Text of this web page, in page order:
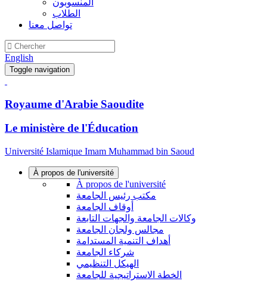
المنسوبون
الطلاب
تواصل معنا
English
Toggle navigation
Royaume d'Arabie Saoudite
Le ministère de l'Éducation
Université Islamique Imam Muhammad bin Saoud
À propos de l'université
À propos de l'université
مكتب رئيس الجامعة
أوقاف الجامعة
وكالات الجامعة والجهات التابعة
مجالس ولجان الجامعة
أهداف التنمية المستدامة
شركاء الجامعة
الهيكل التنظيمي
الخطة الاستراتيجية للجامعة